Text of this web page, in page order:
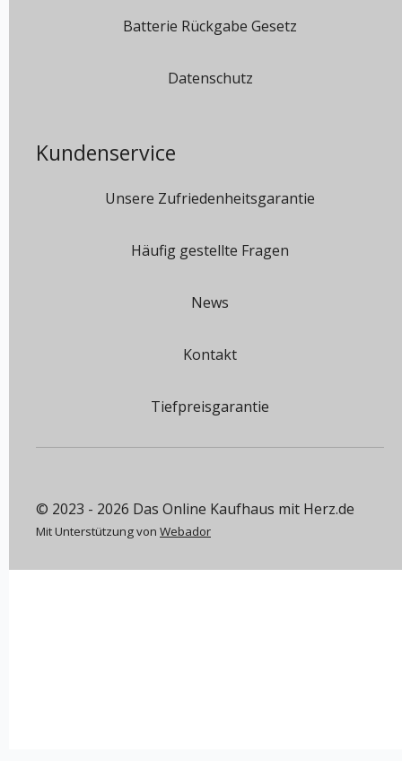
Batterie Rückgabe Gesetz
Datenschutz
Kundenservice
Unsere Zufriedenheitsgarantie
Häufig gestellte Fragen
News
Kontakt
Tiefpreisgarantie
© 2023 - 2026 Das Online Kaufhaus mit Herz.de
Mit Unterstützung von Webador